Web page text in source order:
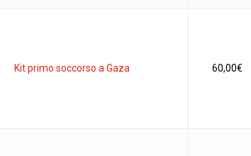
Kit primo soccorso a Gaza 60,00€